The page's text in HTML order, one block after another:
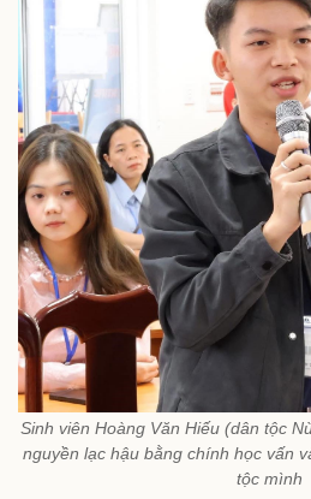
Sinh viên Hoàng Văn Hiếu (dân tộc
nguyền lạc hậu bằng chính học vấn
tộc mình